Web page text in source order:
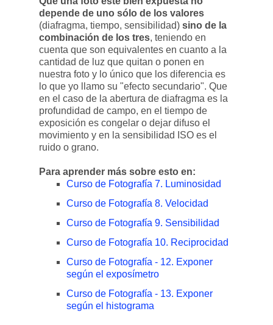
depende de uno sólo de los valores
(diafragma, tiempo, sensibilidad) sino de la
combinación de los tres, teniendo en
cuenta que son equivalentes en cuanto a la
cantidad de luz que quitan o ponen en
nuestra foto y lo único que los diferencia es
lo que yo llamo su "efecto secundario". Que
en el caso de la abertura de diafragma es la
profundidad de campo, en el tiempo de
exposición es congelar o dejar difuso el
movimiento y en la sensibilidad ISO es el
ruido o grano.
Para aprender más sobre esto en:
Curso de Fotografía 7. Luminosidad
Curso de Fotografía 8. Velocidad
Curso de Fotografía 9. Sensibilidad
Curso de Fotografía 10. Reciprocidad
Curso de Fotografía - 12. Exponer
según el exposímetro
Curso de Fotografía - 13. Exponer
según el histograma